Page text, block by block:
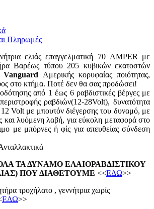
Πληρωμές
ελιάς επαγγελματική 70 AMPER με
Βαρέως τύπου 205 κυβικών εκατοστών
Αμερικής κορυφαίας ποιότητας,
στο κτήμα. Ποτέ δεν θα σας προδώσει!
από 1 έως 6 ραβδιστικές βέργες με
ραβδιών(12-28Volt), δυνατότητα
Volt με μπουτόν διέγερσης του δυναμό, με
και λυόμενη λαβή, για εύκολη μεταφορά στο
με μπόρνες ή φίς για απευθείας σύνδεση
ΤΑ ΔΥΝΑΜΟ ΕΛΑΙΟΡΑΒΔΙΣΤΙΚΟΥ
ΠΟΥ ΔΙΑΘΕΤΟΥΜΕ <<ΕΔΩ>>
τροχήλατο , γεννήτρια χωρίς
ΕΔΩ>>